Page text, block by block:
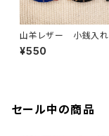
山羊レザー 小銭入
フクロウ
¥550
セール中の商品